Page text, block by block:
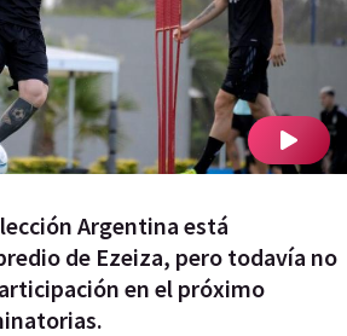
Argentina está
de Ezeiza, pero todavía no
en el próximo